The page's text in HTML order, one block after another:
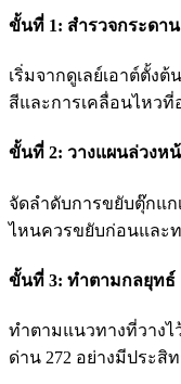
ขั้นที่ 1: สำรวจกระดาน
เริ่มจากดูเลย์เอาต์ตั้ง
สีและการเคลื่อนไหว
ขั้นที่ 2: วางแผนล่วงห
จัดลำดับการขยับตุ๊กแก
ไหนควรขยับก่อนและ
ขั้นที่ 3: ทำตามกลยุทธ์
ทำตามแนวทางที่วางไ
ด่าน 272 อย่างมีประสิ